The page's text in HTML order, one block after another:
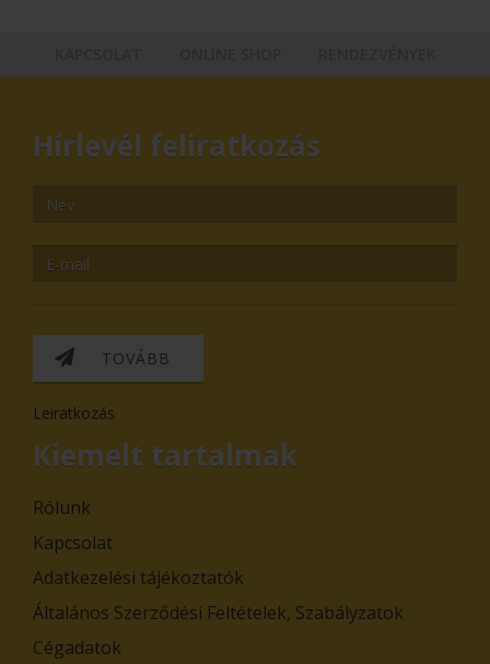
Hírlevél feliratkozás
TOVÁBB
Leiratkozás
Kiemelt tartalmak
Rólunk
Kapcsolat
Adatkezelési tájékoztatók
Általános Szerződési Feltételek, Szabályzatok
Cégadatok